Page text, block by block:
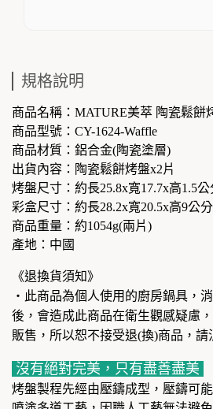
規格說明
商品名稱：MATURE美萃 陶瓷鬆餅
商品型號：CY-1624-Waffle
商品材質：鋁合金(陶瓷塗層)
出貨內容：陶瓷鬆餅烤盤x2片
烤盤尺寸：約長25.8x寬17.7x高1.5公
彩盒尺寸：約長28.2x寬20.5x高9公分
商品重量：約1054g(兩片)
產地：中國
《退換貨須知》
‧此商品為個人使用的廚房鍋具，
後，會造成此商品在衛生觀感疑慮
販售，所以恕不接受退(換)商品，
沒有絕對完美，只有盡善盡美
烤盤製程先經由壓鑄成型，壓鑄可